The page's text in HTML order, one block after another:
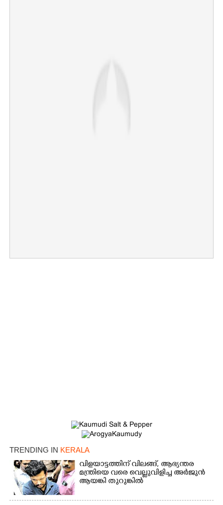
TRENDING IN KERALA
വിളയാട്ടത്തിന് വിലങ്ങ്, ആഭ്യന്തര
മന്ത്രിയെ വരെ വെല്ലുവിളിച്ച അർജുൻ
ആയങ്കി തുറുങ്കിൽ
Share this link